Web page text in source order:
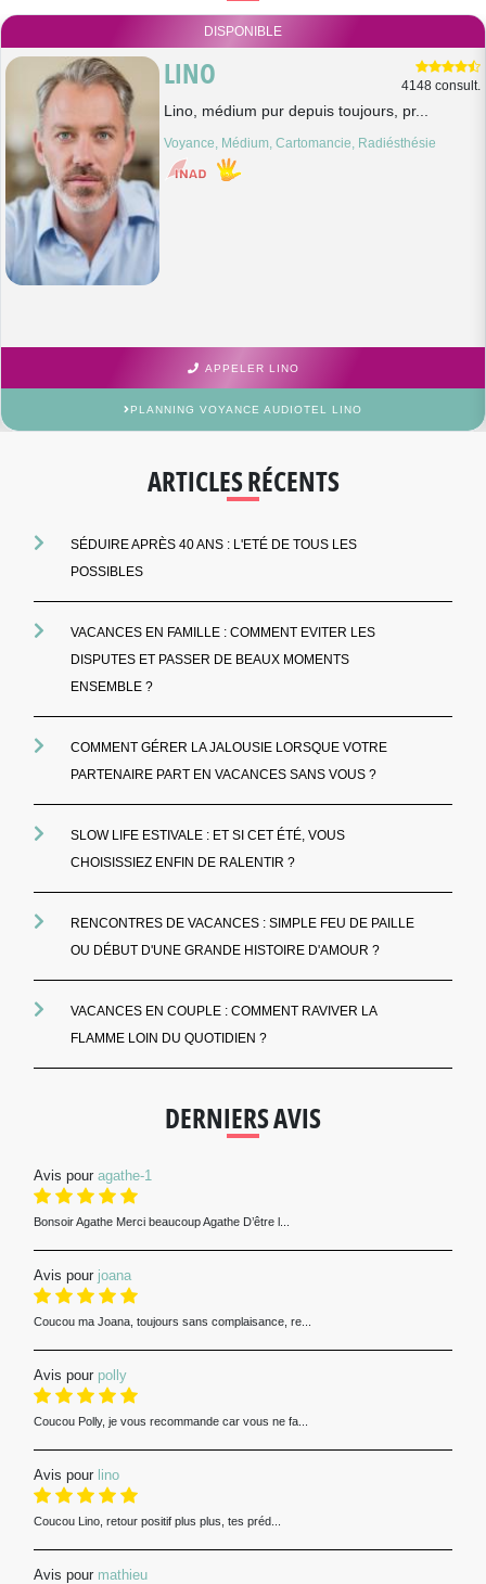
DISPONIBLE
LINO 4148 consult.
Lino, médium pur depuis toujours, pr...
Voyance, Médium, Cartomancie, Radiésthésie
APPELER LINO
PLANNING VOYANCE AUDIOTEL LINO
ARTICLES RÉCENTS
SÉDUIRE APRÈS 40 ANS : L'ETÉ DE TOUS LES
POSSIBLES
VACANCES EN FAMILLE : COMMENT EVITER LES
DISPUTES ET PASSER DE BEAUX MOMENTS
ENSEMBLE ?
COMMENT GÉRER LA JALOUSIE LORSQUE VOTRE
PARTENAIRE PART EN VACANCES SANS VOUS ?
SLOW LIFE ESTIVALE : ET SI CET ÉTÉ, VOUS
CHOISISSIEZ ENFIN DE RALENTIR ?
RENCONTRES DE VACANCES : SIMPLE FEU DE PAILLE
OU DÉBUT D'UNE GRANDE HISTOIRE D'AMOUR ?
VACANCES EN COUPLE : COMMENT RAVIVER LA
FLAMME LOIN DU QUOTIDIEN ?
DERNIERS AVIS
Avis pour agathe-1
Bonsoir Agathe Merci beaucoup Agathe D’être l...
Avis pour joana
Coucou ma Joana, toujours sans complaisance, re...
Avis pour polly
Coucou Polly, je vous recommande car vous ne fa...
Avis pour lino
Coucou Lino, retour positif plus plus, tes préd...
Avis pour mathieu